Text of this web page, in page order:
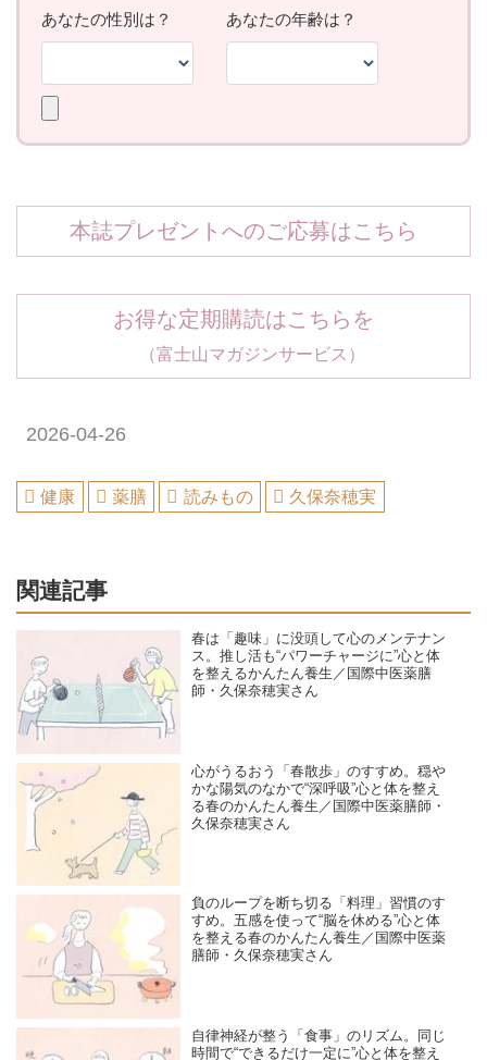
本誌プレゼントへのご応募はこちら
お得な定期購読はこちらを
（富士山マガジンサービス）
2026-04-26
健康 薬膳 読みもの 久保奈穂実
関連記事
春は「趣味」に没頭して心のメンテナン
ス。推し活も“パワーチャージに”心と体
を整えるかんたん養生／国際中医薬膳
師・久保奈穂実さん
心がうるおう「春散歩」のすすめ。穏や
かな陽気のなかで“深呼吸”心と体を整え
る春のかんたん養生／国際中医薬膳師・
久保奈穂実さん
負のループを断ち切る「料理」習慣のす
すめ。五感を使って“脳を休める”心と体
を整える春のかんたん養生／国際中医薬
膳師・久保奈穂実さん
自律神経が整う「食事」のリズム。同じ
時間で“できるだけ一定に”心と体を整え